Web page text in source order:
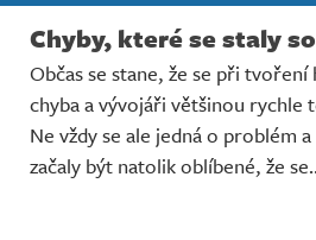
Chyby, které se staly
Občas se stane, že se při
chyba a vývojáři většinou
Ne vždy se ale jedná o problém
začaly být natolik oblíbené, že